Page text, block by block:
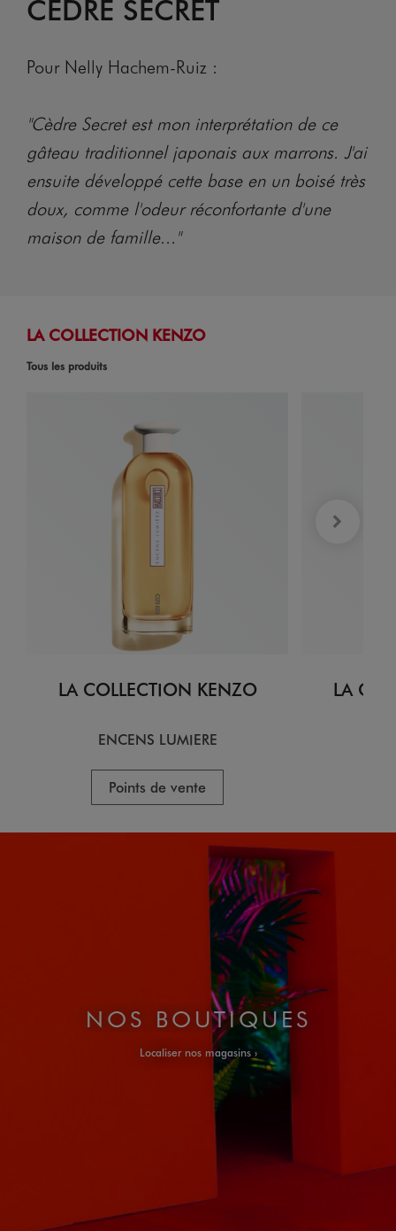
CÈDRE SECRET
Pour Nelly Hachem-Ruiz :
"Cèdre Secret est mon interprétation de ce
gâteau traditionnel japonais aux marrons. J'ai
ensuite développé cette base en un boisé très
doux, comme l'odeur réconfortante d'une
maison de famille..."
LA COLLECTION KENZO
Tous les produits
LA COLLECTION KENZO
ENCENS LUMIERE
Points de vente
LA
NOS BOUTIQUES
Localiser nos magasins